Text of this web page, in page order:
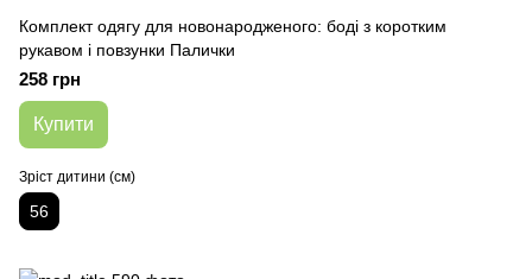
Комплект одягу для новонародженого: боді з коротким
рукавом і повзунки Палички
258 грн
Купити
Зріст дитини (см)
56